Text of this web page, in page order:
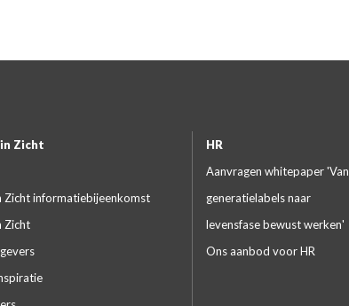
Zicht
Zicht informatiebijeenkomst
Zicht
HR
Aanvragen whitepaper 'Van
generatielabels naar
levensfase bewust werken'
Ons aanbod voor HR